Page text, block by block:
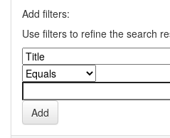
Add filters:
Use filters to refine the search